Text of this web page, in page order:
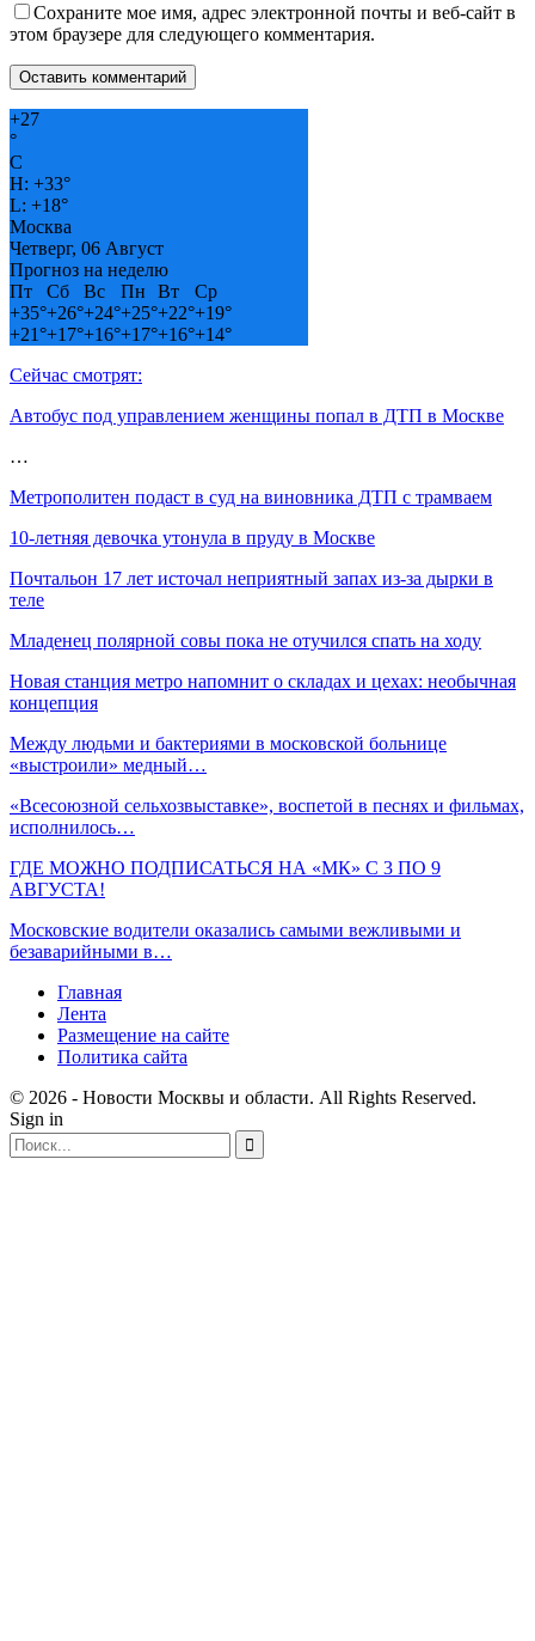
Сохраните мое имя, адрес электронной почты и веб-сайт в
этом браузере для следующего комментария.
+27
°
C
H: +33°
L: +18°
Москва
Четверг, 06 Август
Прогноз на неделю
Пт
Сб Вс Пн Вт
Ср
+35°+26°+24°+25°+22°+19°
+21°+17°+16°+17°+16°+14°
Сейчас смотрят:
Автобус под управлением женщины попал в ДТП в Москве
…
Метрополитен подаст в суд на виновника ДТП с трамваем
10-летняя девочка утонула в пруду в Москве
Почтальон 17 лет источал неприятный запах из-за дырки в
теле
Младенец полярной совы пока не отучился спать на ходу
Новая станция метро напомнит о складах и цехах: необычная
концепция
Между людьми и бактериями в московской больнице
«выстроили» медный…
«Всесоюзной сельхозвыставке», воспетой в песнях и фильмах,
исполнилось…
ГДЕ МОЖНО ПОДПИСАТЬСЯ НА «МК» С 3 ПО 9
АВГУСТА!
Московские водители оказались самыми вежливыми и
безаварийными в…
Главная
Лента
Размещение на сайте
Политика сайта
© 2026 - Новости Москвы и области. All Rights Reserved.
Sign in